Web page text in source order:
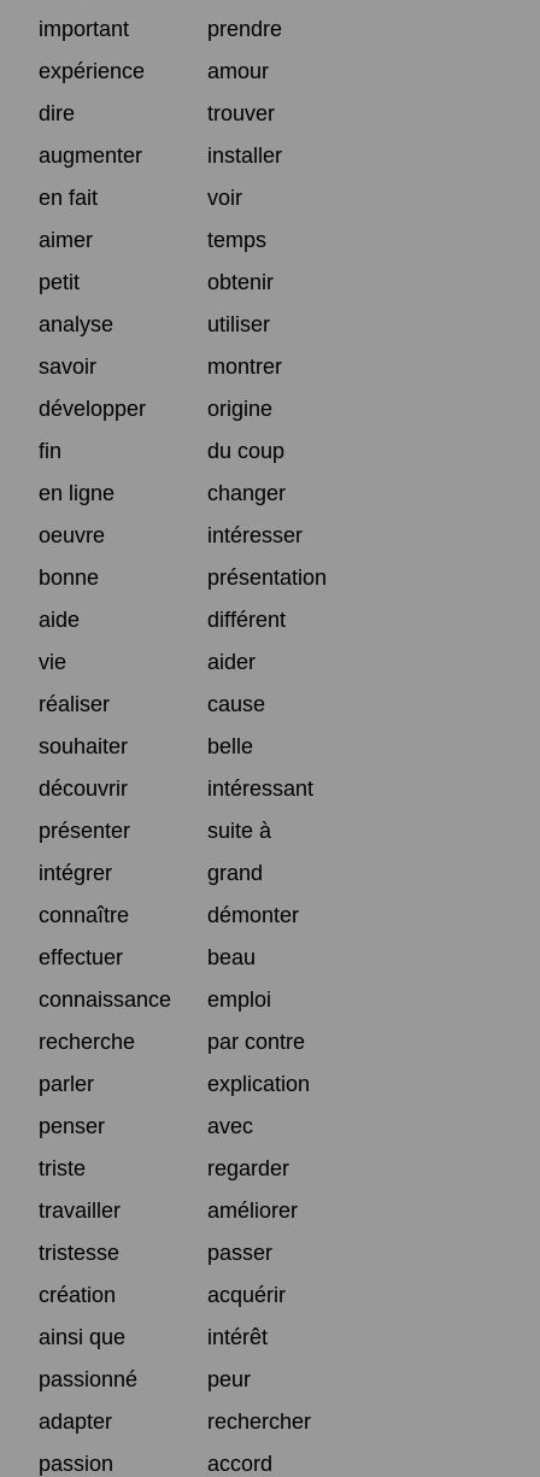
important
prendre
expérience
amour
dire
trouver
augmenter
installer
en fait
voir
aimer
temps
petit
obtenir
analyse
utiliser
savoir
montrer
développer
origine
fin
du coup
en ligne
changer
oeuvre
intéresser
bonne
présentation
aide
différent
vie
aider
réaliser
cause
souhaiter
belle
découvrir
intéressant
présenter
suite à
intégrer
grand
connaître
démonter
effectuer
beau
connaissance
emploi
recherche
par contre
parler
explication
penser
avec
triste
regarder
travailler
améliorer
tristesse
passer
création
acquérir
ainsi que
intérêt
passionné
peur
adapter
rechercher
passion
accord